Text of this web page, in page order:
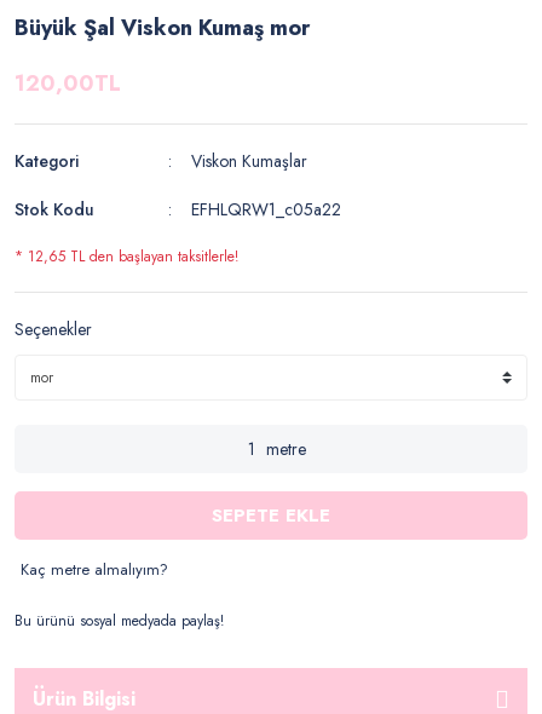
Büyük Şal Viskon Kumaş mor
120,00TL
Kategori
Viskon Kumaşlar
Stok Kodu
EFHLQRW1_c05a22
* 12,65 TL den başlayan taksitlerle!
Seçenekler
metre
SEPETE EKLE
Kaç metre almalıyım?
Bu ürünü sosyal medyada paylaş!
Ürün Bilgisi